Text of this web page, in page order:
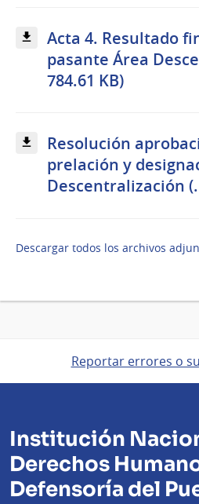
Acta 4. Resultado
pasante Área
784.61 KB)
Resolución
prelación y
Descentralización
Descargar todos los archivos
Reportar errores o
Institución
Derechos
Defensoría del